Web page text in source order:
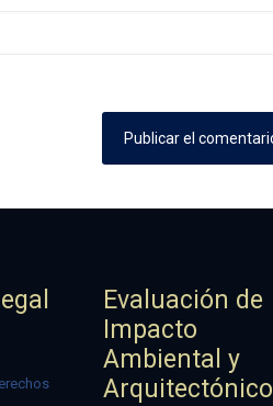
Evaluación de
Impacto
Ambiental y
Arquitectónico